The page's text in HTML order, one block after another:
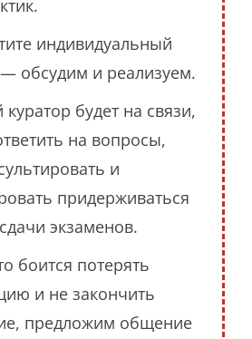
индивидуальный
обсудим и реализуем.
будет на связи,
на вопросы,
и
придерживаться
экзаменов.
боится потерять
и не закончить
предложим общение